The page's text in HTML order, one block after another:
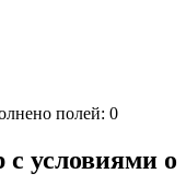
полей: 0
с условиями о